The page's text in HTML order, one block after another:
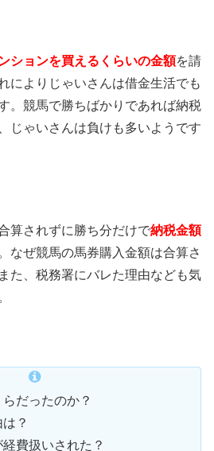
ションを買えるくらいの金額を請
によりじゃいさんは借金生活でも
。競馬で勝ちばかりであれば納税
じゃいさんは負けも多いようです
算されずに勝ち分だけで納税金額
なぜ競馬の馬券購入金額は合算さ
た、税務署にバレた理由なども気
だったのか？
？
費扱いされた？